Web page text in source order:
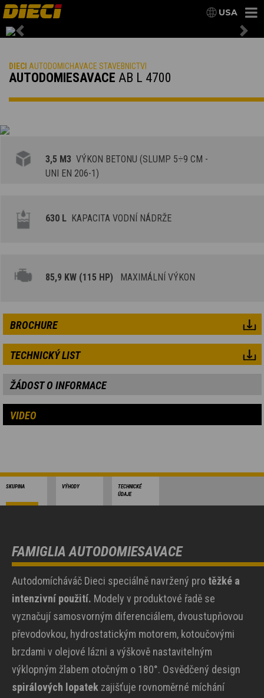
USA
Previous
DIECI AUTODOMICHAVACE STAVEBNICTVI
AUTODOMIESAVACE AB L 4700
3,5 M3 VÝKON BETONU (SLUMP 5÷9 CM -
UNI EN 206-1)
630 L KAPACITA VODNÍ NÁDRŽE
85,9 KW (115 HP) MAXIMÁLNÍ VÝKON
BROCHURE
TECHNICKÝ LIST
ŽÁDOST O INFORMACE
VIDEO
SKUPINA VÝHODY
TECHNICKÉ
ÚDAJE
FAMIGLIA AUTODOMIESAVACE
Autodomícháváč Dieci speciálně navržený pro těžké a
intenzivní použití. Modely v produktové řadě se
vyznačují samosvorným diferenciálem, dvoustupňovou
převodovkou, hydrostatickým motorem, kotoučovými
brzdami v olejové lázni a výškově nastavitelným
výklopným žlabem otočným o 180°. Osvědčený design
spirálových lopatek zajišťuje rovnoměrné míchání